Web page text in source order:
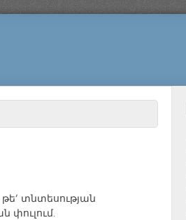
տնտեսության
փուլում.